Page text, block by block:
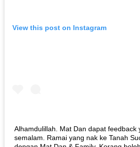
View this post on Instagram
Alhamdulillah. Mat Dan dapat feedback
semalam. Ramai yang nak ke Tanah